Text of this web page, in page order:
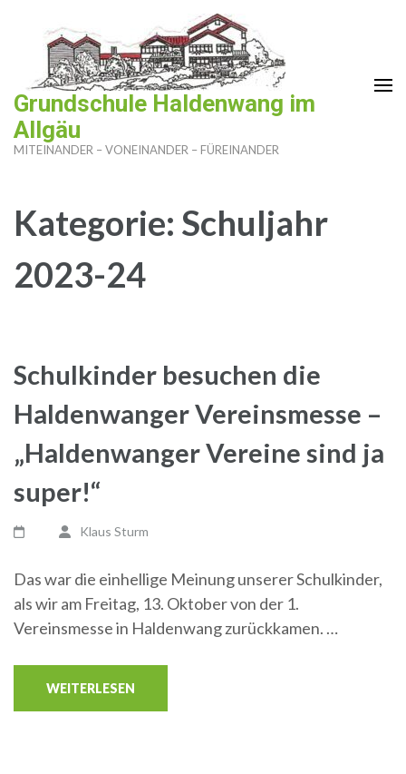
springen
(Enter
drücken)
Grundschule Haldenwang im
Allgäu
MITEINANDER – VONEINANDER – FÜREINANDER
Kategorie: Schuljahr
2023-24
Schulkinder besuchen die
Haldenwanger Vereinsmesse –
„Haldenwanger Vereine sind ja
super!“
Klaus Sturm
Das war die einhellige Meinung unserer Schulkinder,
als wir am Freitag, 13. Oktober von der 1.
Vereinsmesse in Haldenwang zurückkamen. …
WEITERLESEN